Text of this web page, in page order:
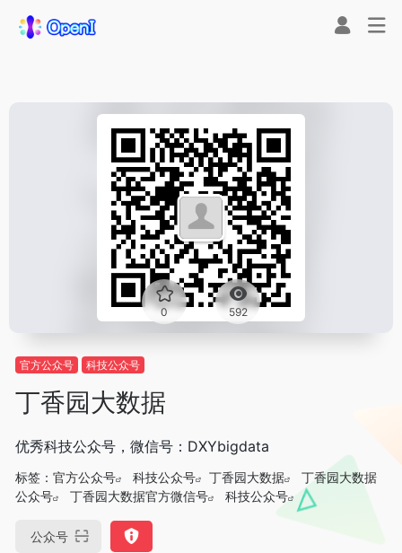
0 592
官方公众号 科技公众号
丁香园大数据
优秀科技公众号，微信号：DXYbigdata
标签： 官方公众号 科技公众号 丁香园大数据
丁香园大数据
公众号
丁香园大数据官方微信号 科技公众号
公众号